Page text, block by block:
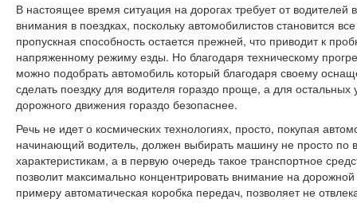
В настоящее время ситуация на дорогах требует от водителей
внимания в поездках, поскольку автомобилистов становится
пропускная способность остается прежней, что приводит к
напряженному режиму езды. Но благодаря техническому
можно подобрать автомобиль который благодаря своему
сделать поездку для водителя гораздо проще, а для остальных
дорожного движения гораздо безопаснее.
Речь не идет о космических технологиях, просто, покупая
начинающий водитель, должен выбирать машину не просто по
характеристикам, а в первую очередь такое транспортное
позволит максимально концентрировать внимание на
примеру автоматическая коробка передач, позволяет не